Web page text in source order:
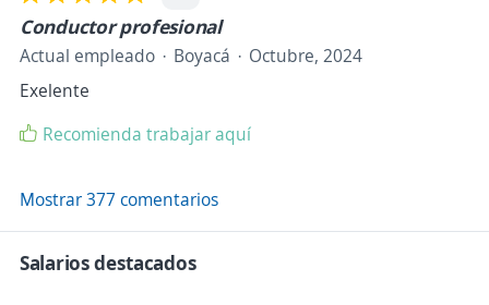
Conductor profesional
Actual empleado Boyacá
Octubre, 2024
Exelente
Recomienda trabajar aquí
Mostrar 377 comentarios
Salarios destacados